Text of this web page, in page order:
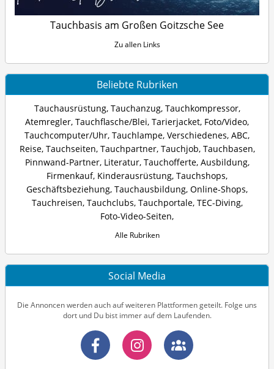
Tauchbasis am Großen Goitzsche See
Zu allen Links
Beliebte Rubriken
Tauchausrüstung, Tauchanzug, Tauchkompressor,
Atemregler, Tauchflasche/Blei, Tarierjacket, Foto/Video,
Tauchcomputer/Uhr, Tauchlampe, Verschiedenes, ABC,
Reise, Tauchseiten, Tauchpartner, Tauchjob, Tauchbasen,
Pinnwand-Partner, Literatur, Tauchofferte, Ausbildung,
Firmenkauf, Kinderausrüstung, Tauchshops,
Geschäftsbeziehung, Tauchausbildung, Online-Shops,
Tauchreisen, Tauchclubs, Tauchportale, TEC-Diving,
Foto-Video-Seiten,
Alle Rubriken
Social Media
Die Annoncen werden auch auf weiteren Plattformen geteilt. Folge uns
dort und Du bist immer auf dem Laufenden.